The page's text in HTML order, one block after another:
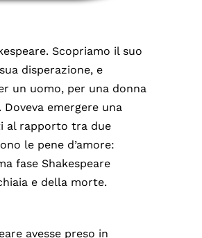
Scopriamo il suo
disperazione, e
un uomo, per una donna
emergere una
al rapporto tra due
le pene d’amore:
fase Shakespeare
e della morte.
avesse preso in